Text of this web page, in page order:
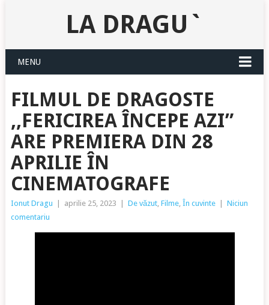
LA DRAGU`
MENU
FILMUL DE DRAGOSTE
,,FERICIREA ÎNCEPE AZI”
ARE PREMIERA DIN 28
APRILIE ÎN
CINEMATOGRAFE
Ionut Dragu aprilie 25, 2023 De văzut, Filme, În cuvinte
Niciun
comentariu